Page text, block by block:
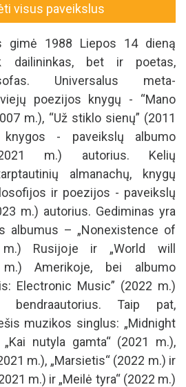
visus paveikslus
gimė 1988 Liepos 14 dieną
dailininkas, bet ir poetas,
Universalus meta-
poezijos knygų - “Mano
m.), “Už stiklo sienų” (2011
- paveikslų albumo
m.) autorius. Kelių
almanachų, knygų
ir poezijos - paveikslų
m.) autorius. Gediminas yra
albumus – „Nonexistence of
m.) Rusijoje ir „World will
m.) Amerikoje, bei albumo
Electronic Music” (2022 m.)
bendraautorius. Taip pat,
muzikos singlus: „Midnight
nutyla gamta“ (2021 m.),
m.), „Marsietis“ (2022 m.) ir
m.) ir „Meilė tyra“ (2022 m.)